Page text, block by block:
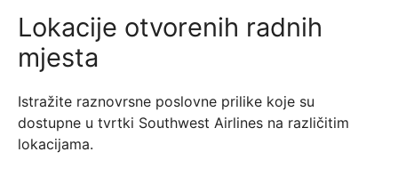
Lokacije otvorenih radnih
mjesta
Istražite raznovrsne poslovne prilike koje su
dostupne u tvrtki Southwest Airlines na različitim
lokacijama.